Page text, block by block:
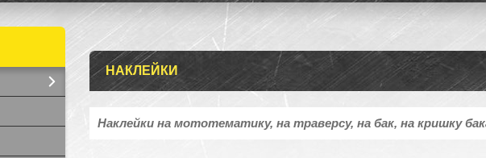
НАКЛЕЙКИ
Наклейки на мототематику, на траверсу, на бак, на кришку